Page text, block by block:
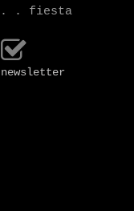
. . fiesta
newsletter